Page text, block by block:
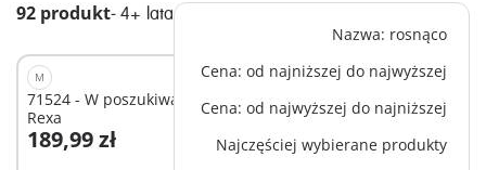
92 produkt- 4+ lata
Nazwa: rosnąco
Cena: od najniższej do najwyższej
Cena: od najwyższej do najniższej
Najczęściej wybierane produkty
M
71524 - W poszukiwaniu T-
Rexa
189,99 zł
Dodaj do koszyka
M
71329 - Autobus szkolny
214,99 zł
Dodaj do koszyka